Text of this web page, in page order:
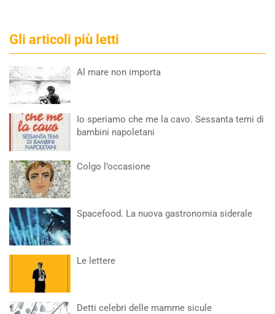
Gli articoli più letti
Al mare non importa
Io speriamo che me la cavo. Sessanta temi di
bambini napoletani
Colgo l’occasione
Spacefood. La nuova gastronomia siderale
Le lettere
Detti celebri delle mamme sicule